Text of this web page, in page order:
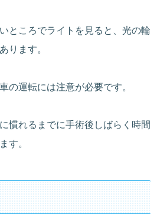
ライトを見ると、光の輪
ります。
は注意が必要です。
でに手術後しばらく時間
す。